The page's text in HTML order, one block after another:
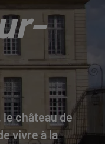
le château de
vivre à la